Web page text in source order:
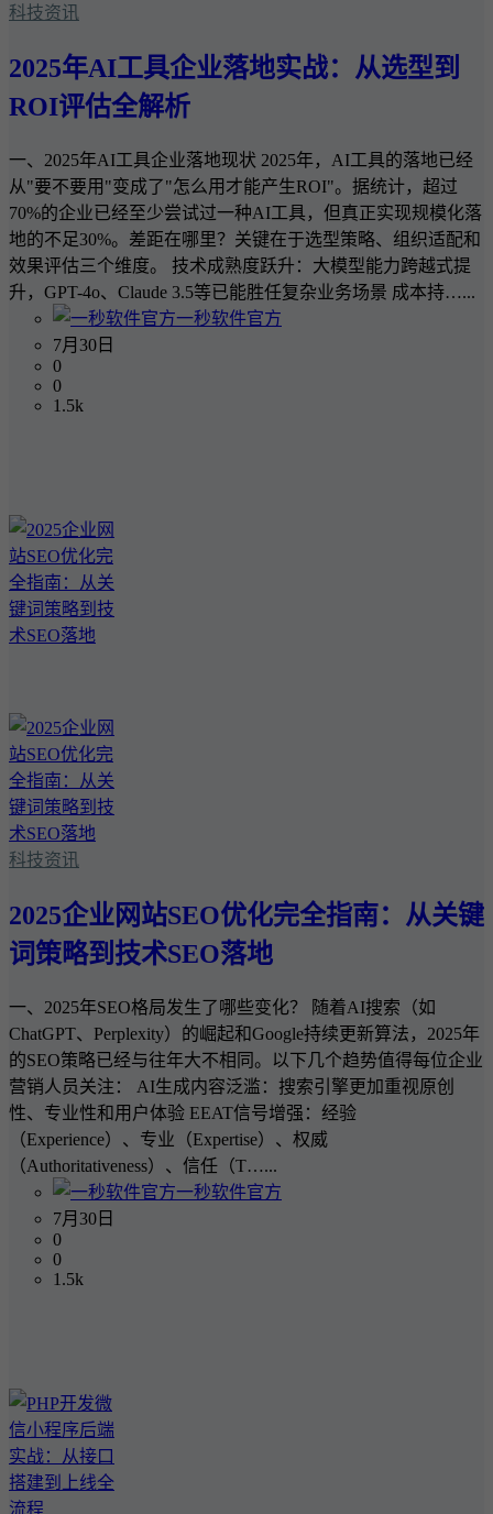
科技资讯
2025年AI工具企业落地实战：从选型到
ROI评估全解析
一、2025年AI工具企业落地现状 2025年，AI工具的落地已经
从"要不要用"变成了"怎么用才能产生ROI"。据统计，超过
70%的企业已经至少尝试过一种AI工具，但真正实现规模化落
地的不足30%。差距在哪里？关键在于选型策略、组织适配和
效果评估三个维度。 技术成熟度跃升：大模型能力跨越式提
升，GPT-4o、Claude 3.5等已能胜任复杂业务场景 成本持…...
一秒软件官方
7月30日
0
0
1.5k
科技资讯
2025企业网站SEO优化完全指南：从关键
词策略到技术SEO落地
一、2025年SEO格局发生了哪些变化？ 随着AI搜索（如
ChatGPT、Perplexity）的崛起和Google持续更新算法，2025年
的SEO策略已经与往年大不相同。以下几个趋势值得每位企业
营销人员关注： AI生成内容泛滥：搜索引擎更加重视原创
性、专业性和用户体验 EEAT信号增强：经验
（Experience）、专业（Expertise）、权威
（Authoritativeness）、信任（T…...
一秒软件官方
7月30日
0
0
1.5k